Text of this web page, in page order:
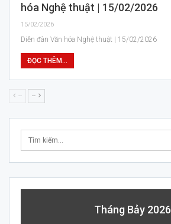
hóa Nghệ thuật | 15/02/2026
15/02/2026
Diễn đàn Văn hóa Nghệ thuật | 15/02/2026
ĐỌC THÊM...
-- --
Tháng Bảy 2026